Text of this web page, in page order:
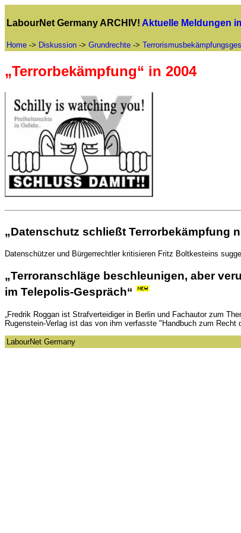
LabourNet Germany ARCHIV! Aktuelle Meldungen
Home -> Diskussion -> Grundrechte ->
„Terrorbekämpfung“ in 2004
„Datenschutz schließt Terrorbekämpfung
Datenschützer und Bürgerrechtler kritisieren Fritz Boltkesteins
„Terroranschläge beschleunigen, aber
im Telepolis-Gespräch“
„Fredrik Roggan ist Strafverteidiger in Berlin und Fachautor zum
Rugenstein-Verlag ist das von ihm verfasste "Handbuch zum
LabourNet Germany